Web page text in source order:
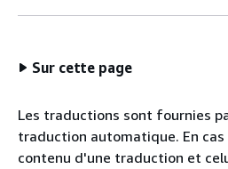
Sur cette page
Les traductions sont fournies
traduction automatique. En
contenu d'une traduction et